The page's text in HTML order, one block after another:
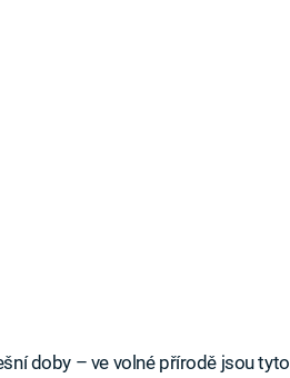
doby – ve volné přírodě jsou tyto